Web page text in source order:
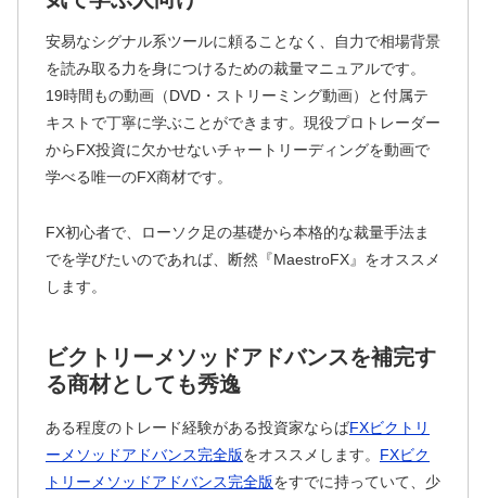
安易なシグナル系ツールに頼ることなく、自力で相場背景
を読み取る力を身につけるための裁量マニュアルです。
19時間もの動画（DVD・ストリーミング動画）と付属テ
キストで丁寧に学ぶことができます。現役プロトレーダー
からFX投資に欠かせないチャートリーディングを動画で
学べる唯一のFX商材です。
FX初心者で、ローソク足の基礎から本格的な裁量手法ま
でを学びたいのであれば、断然『MaestroFX』をオススメ
します。
ビクトリーメソッドアドバンスを補完す
る商材としても秀逸
ある程度のトレード経験がある投資家ならばFXビクトリ
ーメソッドアドバンス完全版をオススメします。 FXビク
トリーメソッドアドバンス完全版をすでに持っていて、少